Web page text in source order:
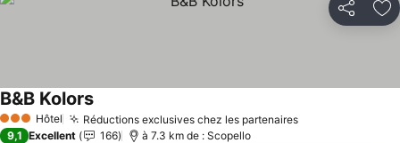
Partager
3 ÉtoilesHôtel Réductions exclusives chez les partenairesConsulter les
B&B KolorsConsulter les prix
9,1 Excellent 166 à 7.3 km de : Scopello